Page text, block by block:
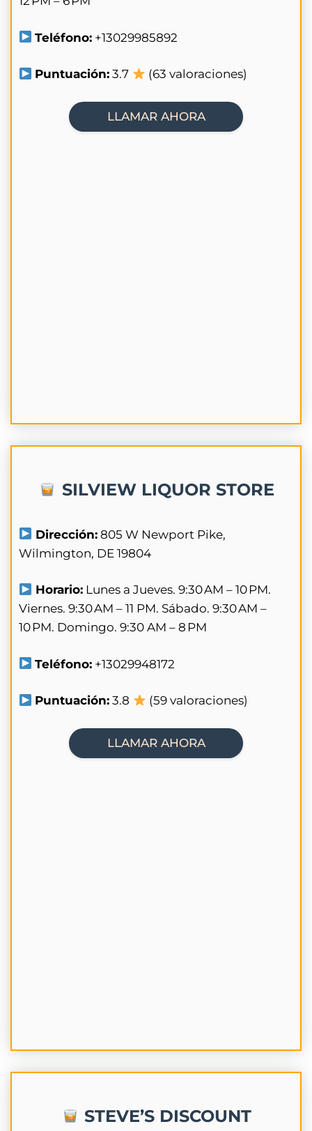
Teléfono: +13029985892
Puntuación: 3.7 (63 valoraciones)
LLAMAR AHORA
SILVIEW LIQUOR STORE
Dirección: 805 W Newport Pike,
Wilmington, DE 19804
Horario: Lunes a Jueves. 9:30 AM – 10 PM.
Viernes. 9:30 AM – 11 PM. Sábado. 9:30 AM –
10 PM. Domingo. 9:30 AM – 8 PM
Teléfono: +13029948172
Puntuación: 3.8 (59 valoraciones)
LLAMAR AHORA
STEVE’S DISCOUNT